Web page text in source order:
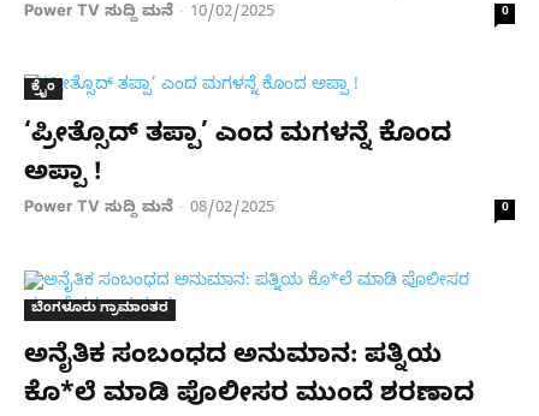
Power TV ಸುದ್ದಿ ಮನೆ - 10/02/2025 0
ಕ್ರೈಂ
‘ಪ್ರೀತ್ಸೊದ್ ತಪ್ಪಾ’ ಎಂದ ಮಗಳನ್ನೆ ಕೊಂದ
ಅಪ್ಪಾ !
Power TV ಸುದ್ದಿ ಮನೆ - 08/02/2025 0
ಬೆಂಗಳೂರು ಗ್ರಾಮಾಂತರ
ಅನೈತಿಕ ಸಂಬಂಧದ ಅನುಮಾನ: ಪತ್ನಿಯ
ಕೊ*ಲೆ ಮಾಡಿ ಪೊಲೀಸರ ಮುಂದೆ ಶರಣಾದ